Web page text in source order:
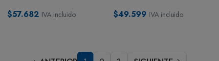
$57.682 IVA incluido
$49.599 IVA incluido